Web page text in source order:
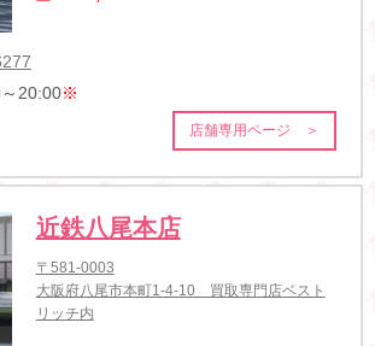
20:00※
店舗専用ページ ＞
近鉄八尾本店
〒581-0003
大阪府八尾市本町1-4-10 買取専門店ベスト
リッチ内